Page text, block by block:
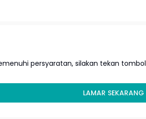
persyaratan, silakan tekan tombol
LAMAR SEKARANG